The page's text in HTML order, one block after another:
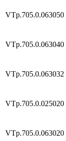
VTp.705.0.063050
VTp.705.0.063040
VTp.705.0.063032
VTp.705.0.025020
VTp.705.0.063020